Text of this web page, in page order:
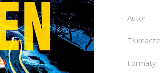
Autor
Formaty